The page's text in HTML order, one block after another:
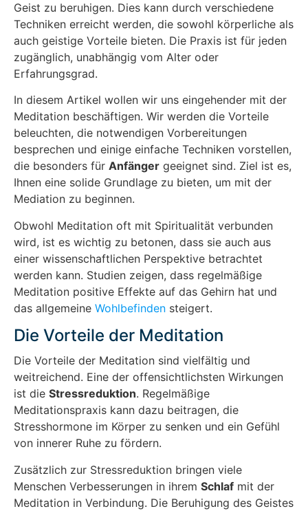
Geist zu beruhigen. Dies kann durch verschiedene
Techniken erreicht werden, die sowohl körperliche als
auch geistige Vorteile bieten. Die Praxis ist für jeden
zugänglich, unabhängig vom Alter oder
Erfahrungsgrad.
In diesem Artikel wollen wir uns eingehender mit der
Meditation beschäftigen. Wir werden die Vorteile
beleuchten, die notwendigen Vorbereitungen
besprechen und einige einfache Techniken vorstellen,
die besonders für Anfänger geeignet sind. Ziel ist es,
Ihnen eine solide Grundlage zu bieten, um mit der
Mediation zu beginnen.
Obwohl Meditation oft mit Spiritualität verbunden
wird, ist es wichtig zu betonen, dass sie auch aus
einer wissenschaftlichen Perspektive betrachtet
werden kann. Studien zeigen, dass regelmäßige
Meditation positive Effekte auf das Gehirn hat und
das allgemeine Wohlbefinden steigert.
Die Vorteile der Meditation
Die Vorteile der Meditation sind vielfältig und
weitreichend. Eine der offensichtlichsten Wirkungen
ist die Stressreduktion. Regelmäßige
Meditationspraxis kann dazu beitragen, die
Stresshormone im Körper zu senken und ein Gefühl
von innerer Ruhe zu fördern.
Zusätzlich zur Stressreduktion bringen viele
Menschen Verbesserungen in ihrem Schlaf mit der
Meditation in Verbindung. Die Beruhigung des Geistes